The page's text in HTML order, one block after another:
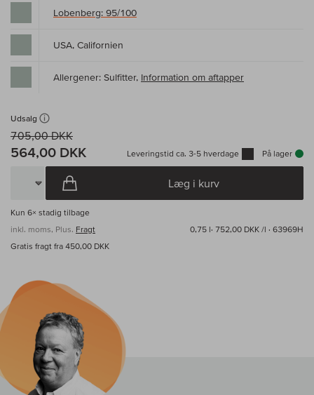
Lobenberg: 95/100
USA, Californien
Allergener: Sulfitter, Information om aftapper
Udsalg
705,00 DKK
564,00 DKK Leveringstid ca. 3-5 hverdage På lager
Læg i kurv
Kun 6× stadig tilbage
inkl. moms, Plus. Fragt 0,75 l· 752,00 DKK /l · 63969H
Gratis fragt fra 450,00 DKK